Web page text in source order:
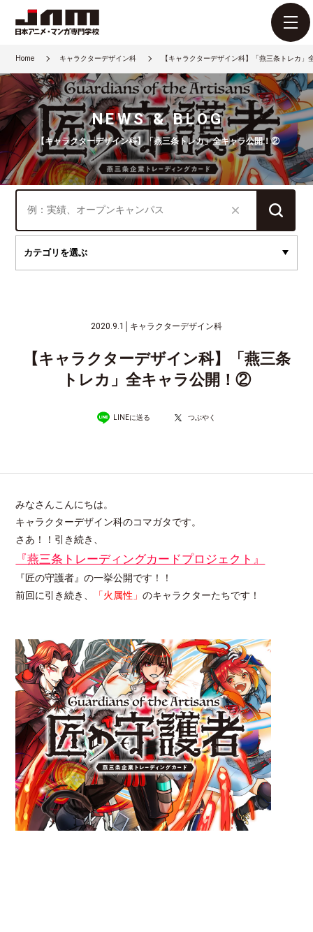
Home キャラクターデザイン科 【キャラクターデザイン科】「燕三条トレカ
NEWS & BLOG
【キャラクターデザイン科】「燕三条トレカ」全キャラ公開！②
2020.9.1 キャラクターデザイン科
【キャラクターデザイン科】「燕三条
トレカ」全キャラ公開！②
LINEに送る つぶやく
みなさんこんにちは。
キャラクターデザイン科のコマガタです。
さあ！！引き続き、
『燕三条トレーディングカードプロジェクト』
『匠の守護者』の一挙公開です！！
前回に引き続き、
「火属性」のキャラクターたちです！